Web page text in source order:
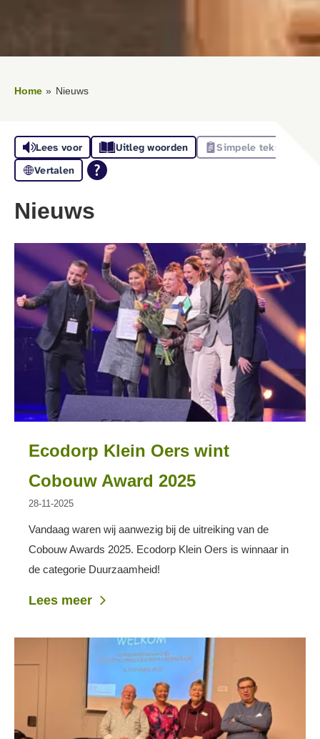
Home Nieuws
Lees voor Uitleg woorden
Simpele tekst
Vertalen
Nieuws
Ecodorp Klein Oers wint
Cobouw Award 2025
28-11-2025
Vandaag waren wij aanwezig bij de uitreiking van de
Cobouw Awards 2025. Ecodorp Klein Oers is winnaar in
de categorie Duurzaamheid!
Lees meer